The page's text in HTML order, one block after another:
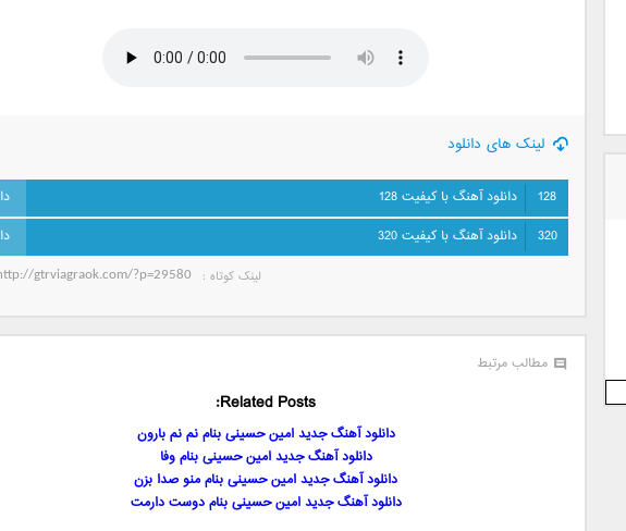
لینک های دانلود
128
دانلود آهنگ با کیفیت 128
320
دانلود آهنگ با کیفیت 320
لینک کوتاه‌ :
مطالب مرتبط
Related Posts:
دانلود آهنگ جدید امین حسینی بنام نم نم بارون
دانلود آهنگ جدید امین حسینی بنام وفا
دانلود آهنگ جدید امین حسینی بنام منو صدا بزن
دانلود آهنگ جدید امین حسینی بنام دوست دارمت